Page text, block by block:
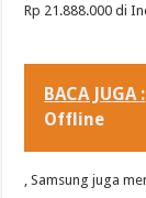
Rp 21.888.000 di
BACA JUGA :
Offline
, Samsung juga